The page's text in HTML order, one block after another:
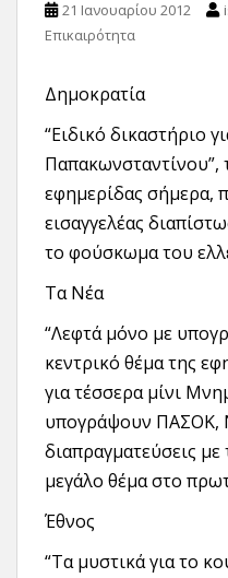
21 Ιανουαρίου 2012
Επικαιρότητα
Δημοκρατία
“Ειδικό δικαστήριο
Παπακωνσταντίνου”,
εφημερίδας σήμερα,
εισαγγελέας
το φούσκωμα του
Τα Νέα
“Λεφτά μόνο με
κεντρικό θέμα της
για τέσσερα μίνι
υπογράψουν ΠΑΣΟΚ,
διαπραγματεύσεις
μεγάλο θέμα στο
Έθνος
“Τα μυστικά για το